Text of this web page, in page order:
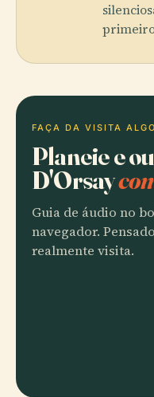
FAÇA DA VISITA
Planeie e
D'Orsay
Guia de áudio no
navegador.
realmente visita.